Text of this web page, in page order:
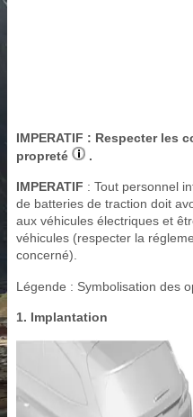
IMPERATIF : Respecter les
propreté
.
IMPERATIF : Tout personnel
de batteries de traction doit
aux véhicules électriques et
véhicules (respecter la
concerné).
Légende : Symbolisation des
1. Implantation